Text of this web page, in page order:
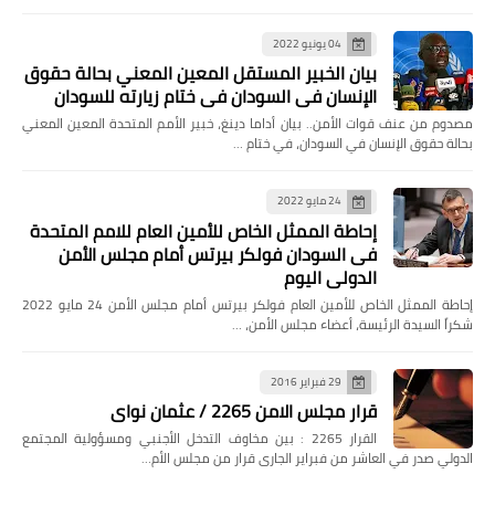
04 يونيو 2022
بيان الخبير المستقل المعين المعني بحالة حقوق
الإنسان في السودان في ختام زيارته للسودان
مصدوم من عنف قوات الأمن.. بيان أداما دينغ، خبير الأمم المتحدة المعين المعني
بحالة حقوق الإنسان في السودان، في ختام …
24 مايو 2022
إحاطة الممثل الخاص للأمين العام للامم المتحدة
فى السودان فولكر بيرتس أمام مجلس الأمن
الدولي اليوم
إحاطة الممثل الخاص للأمين العام فولكر بيرتس أمام مجلس الأمن 24 مايو 2022
شكراً السيدة الرئيسة، أعضاء مجلس الأمن، …
29 فبراير 2016
قرار مجلس الامن 2265 / عثمان نواى
القرار 2265 : بين مخاوف التدخل الأجنبي ومسؤولية المجتمع
الدولي صدر في العاشر من فبراير الجارى قرار من مجلس الأم…